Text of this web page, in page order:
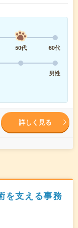
50代
60代
男性
詳しく見る
を支える事務